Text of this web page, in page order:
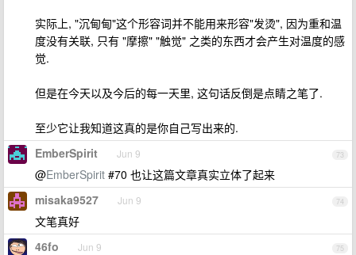
实际上, "沉甸甸"这个形容词并不能用来形容"发烫", 因为重和温
度没有关联, 只有 "摩擦" "触觉" 之类的东西才会产生对温度的感
觉.
但是在今天以及今后的每一天里, 这句话反倒是点睛之笔了.
至少它让我知道这真的是你自己写出来的.
73
EmberSpirit Jun 9
@EmberSpirit #70 也让这篇文章真实立体了起来
74
misaka9527 Jun 9
文笔真好
75
46fo Jun 9